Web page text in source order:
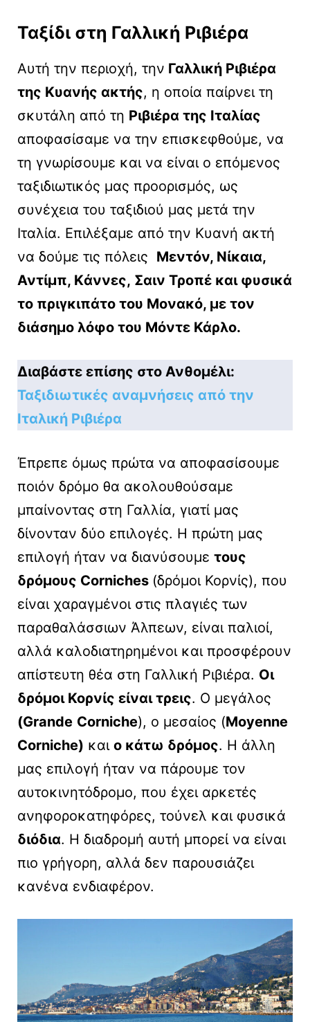
Ταξίδι στη Γαλλική Ριβιέρα
Αυτή την περιοχή, την Γαλλική Ριβιέρα
της Κυανής ακτής, η οποία παίρνει τη
σκυτάλη από τη Ριβιέρα της Ιταλίας
αποφασίσαμε να την επισκεφθούμε, να
τη γνωρίσουμε και να είναι ο επόμενος
ταξιδιωτικός μας προορισμός, ως
συνέχεια του ταξιδιού μας μετά την
Ιταλία. Επιλέξαμε από την Κυανή ακτή
να δούμε τις πόλεις Μεντόν, Νίκαια,
Αντίμπ, Kάννες, Σαιν Τροπέ και φυσικά
το πριγκιπάτο του Μονακό, με τον
διάσημο λόφο του Μόντε Κάρλο.
Διαβάστε επίσης στο Ανθομέλι:
Ταξιδιωτικές αναμνήσεις από την
Ιταλική Ριβιέρα
Έπρεπε όμως πρώτα να αποφασίσουμε
ποιόν δρόμο θα ακολουθούσαμε
μπαίνοντας στη Γαλλία, γιατί μας
δίνονταν δύο επιλογές. Η πρώτη μας
επιλογή ήταν να διανύσουμε τους
δρόμους Corniches (δρόμοι Κορνίς), που
είναι χαραγμένοι στις πλαγιές των
παραθαλάσσιων Άλπεων, είναι παλιοί,
αλλά καλοδιατηρημένοι και προσφέρουν
απίστευτη θέα στη Γαλλική Ριβιέρα. Οι
δρόμοι Κορνίς είναι τρεις. Ο μεγάλος
(Grande Corniche), ο μεσαίος (Moyenne
Corniche) και ο κάτω δρόμος. Η άλλη
μας επιλογή ήταν να πάρουμε τον
αυτοκινητόδρομο, που έχει αρκετές
ανηφοροκατηφόρες, τούνελ και φυσικά
διόδια. Η διαδρομή αυτή μπορεί να είναι
πιο γρήγορη, αλλά δεν παρουσιάζει
κανένα ενδιαφέρον.